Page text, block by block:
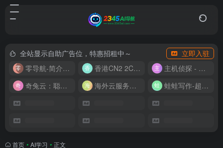
全站显示自助广告位，特惠招租中～
立即入驻
零导航-简介实用的网址导航
香港CN2 2C2G20M 9.9/月
主机侦探 - 少花钱，用好云
奇兔云：聪明人的“省”钱计划！
海外云服务器全网最低价 蛙蛙写作-超级AI智能写作助手
首页 • AI学习 • 正文